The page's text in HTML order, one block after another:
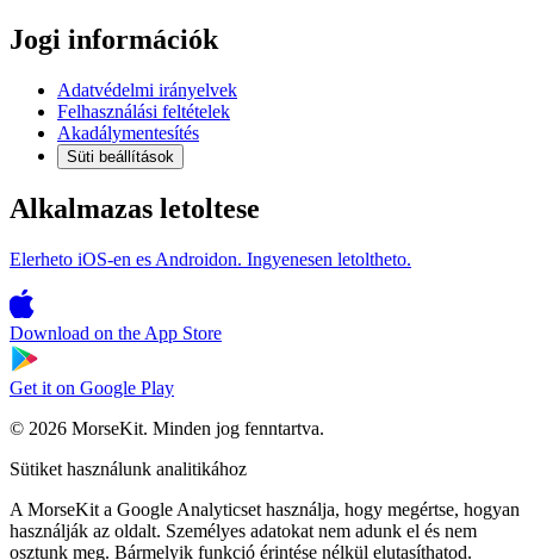
Jogi információk
Adatvédelmi irányelvek
Felhasználási feltételek
Akadálymentesítés
Süti beállítások
Alkalmazas letoltese
Elerheto iOS-en es Androidon. Ingyenesen letoltheto.
Download on the App Store
Get it on Google Play
© 2026 MorseKit. Minden jog fenntartva.
Sütiket használunk analitikához
A MorseKit a Google Analyticset használja, hogy megértse, hogyan
használják az oldalt. Személyes adatokat nem adunk el és nem
osztunk meg. Bármelyik funkció érintése nélkül elutasíthatod.